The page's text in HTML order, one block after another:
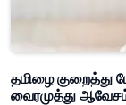
தமிழை குறைத்து
வைரமுத்து